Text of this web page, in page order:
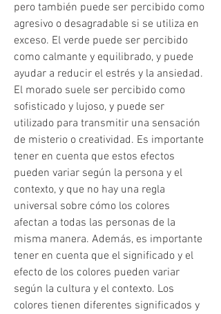
pero también puede ser percibido como
agresivo o desagradable si se utiliza en
exceso. El verde puede ser percibido
como calmante y equilibrado, y puede
ayudar a reducir el estrés y la ansiedad.
El morado suele ser percibido como
sofisticado y lujoso, y puede ser
utilizado para transmitir una sensación
de misterio o creatividad. Es importante
tener en cuenta que estos efectos
pueden variar según la persona y el
contexto, y que no hay una regla
universal sobre cómo los colores
afectan a todas las personas de la
misma manera. Además, es importante
tener en cuenta que el significado y el
efecto de los colores pueden variar
según la cultura y el contexto. Los
colores tienen diferentes significados y